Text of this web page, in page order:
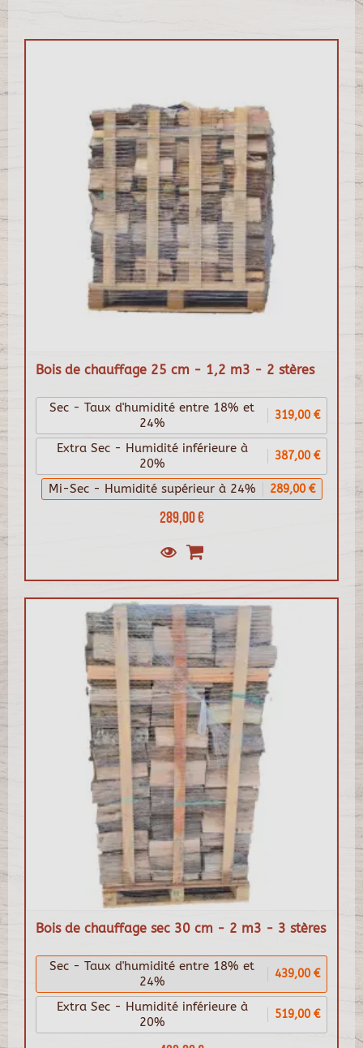
Bois de chauffage 25 cm - 1,2 m3 - 2 stères
289,00 €
Sec - Taux d'humidité entre 18% et
24%
319,00 €
Extra Sec - Humidité inférieure à
20%
387,00 €
Mi-Sec - Humidité supérieur à 24% 289,00 €
Bois de chauffage sec 30 cm - 2 m3 - 3 stères
Sec - Taux d'humidité entre 18% et
24%
439,00 €
Extra Sec - Humidité inférieure à
20%
519,00 €